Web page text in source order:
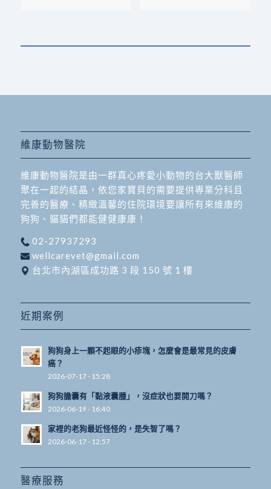
維康動物醫院
維康動物醫院是由一群真心疼愛小動物的台大獸醫師
聚在一起的結晶，依您家寶貝的需要提供專業分科且
完善的醫療、精緻溫馨的住院環境要讓所有來維康的
狗狗、貓貓們都能健健康康！
02-27937293
wellcarevet@gmail.com
台北市內湖區成功路 3 段 150 號 1 樓
近期案例
狗狗身上一顆不起眼的小疹塊，怎麼會是最常見的皮膚
癌？
2026-07-17 - 15:28
狗狗膽囊有「黏液囊腫」，沒症狀也要開刀嗎？
2026-06-19 - 16:40
家裡的老狗最近怪怪的，是失智了嗎？
2026-06-17 - 12:57
醫療服務